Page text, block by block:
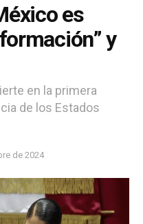
es
y
en la primera
de los Estados
de 2024